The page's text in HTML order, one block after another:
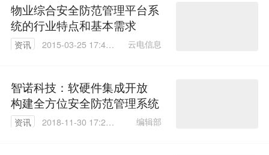
物业综合安全防范管理平台系
统的行业特点和基本需求
资讯
2015-03-25 17:42:
云电信息
智诺科技：软硬件集成开放
构建全方位安全防范管理系统
资讯
2018-11-30 17:25:
编辑部